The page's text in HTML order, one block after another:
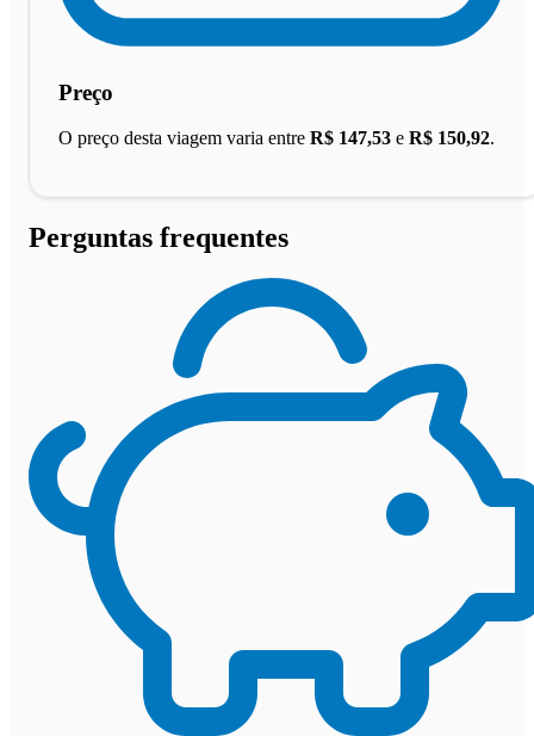
Preço
O preço desta viagem varia entre R$ 147,53 e R$ 150,92.
Perguntas frequentes